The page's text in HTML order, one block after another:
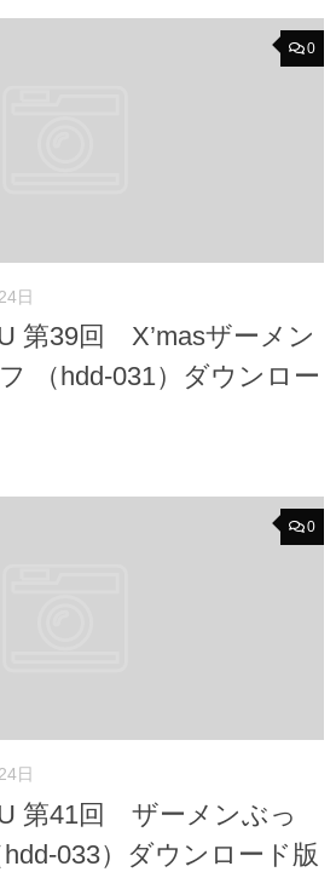
0
日
第39回 X’masザーメン
（hdd-031）ダウンロー
0
日
第41回 ザーメンぶっ
033）ダウンロード版